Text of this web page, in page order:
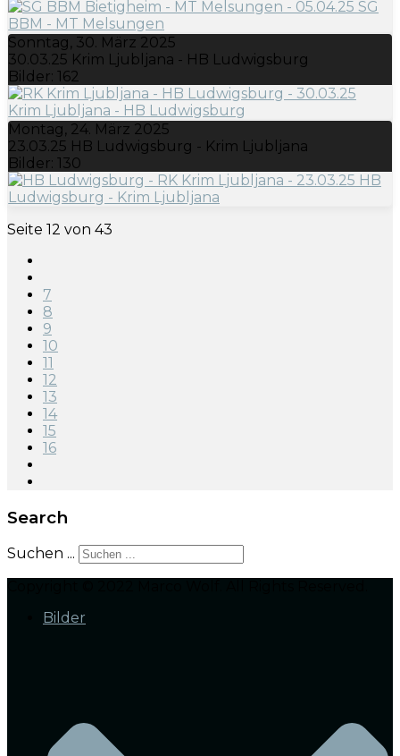
Sonntag, 30. März 2025
30.03.25 Krim Ljubljana - HB Ludwigsburg
Bilder: 162
Montag, 24. März 2025
23.03.25 HB Ludwigsburg - Krim Ljubljana
Bilder: 130
Seite 12 von 43
7
8
9
10
11
12
13
14
15
16
Search
Suchen ...
Bilder